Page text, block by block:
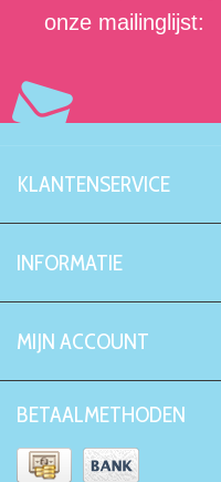
onze mailinglijst:
KLANTENSERVICE
INFORMATIE
MIJN ACCOUNT
BETAALMETHODEN